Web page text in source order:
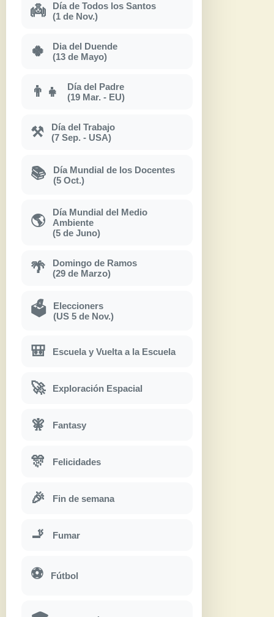
👼
Día de Todos los Santos
(1 de Nov.)
🍀
Dia del Duende
(13 de Mayo)
👨‍👧
Día del Padre
(19 Mar. - EU)
⚒
Día del Trabajo
(7 Sep. - USA)
📚
Día Mundial de los Docentes
(5 Oct.)
🌎
Día Mundial del Medio
Ambiente
(5 de Juno)
🌴
Domingo de Ramos
(29 de Marzo)
🗳
Eleccioners
(US 5 de Nov.)
🎒 Escuela y Vuelta a la Escuela
🚀 Exploración Espacial
🧚 Fantasy
🎊 Felicidades
🎉 Fin de semana
🚬 Fumar
⚽ Fútbol